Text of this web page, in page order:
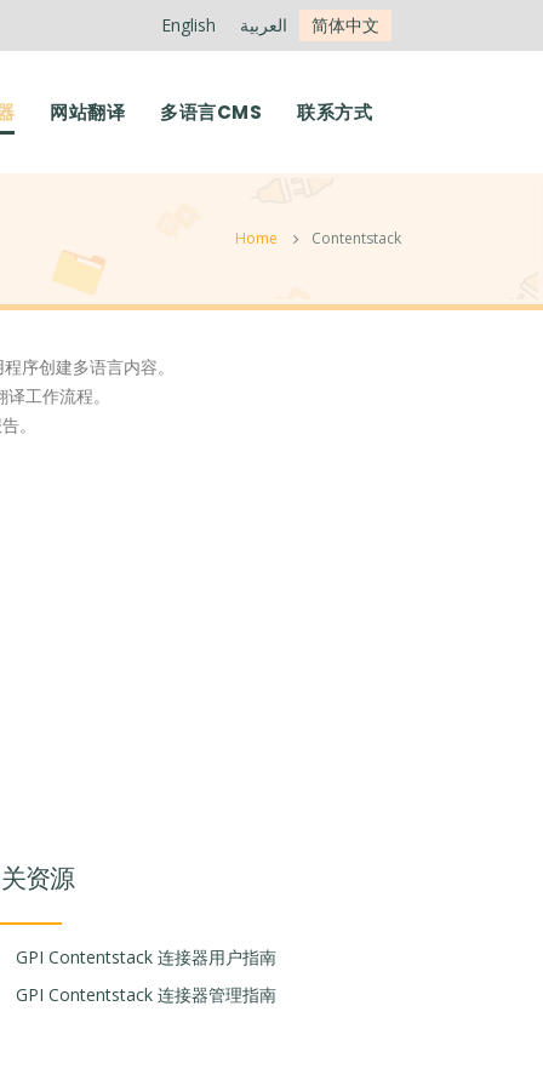
English العربية 简体中文
网站翻译 多语言CMS 联系方式
Home Contentstack
序创建多语言内容。
工作流程。
。
资源
GPI Contentstack 连接器用户指南
GPI Contentstack 连接器管理指南